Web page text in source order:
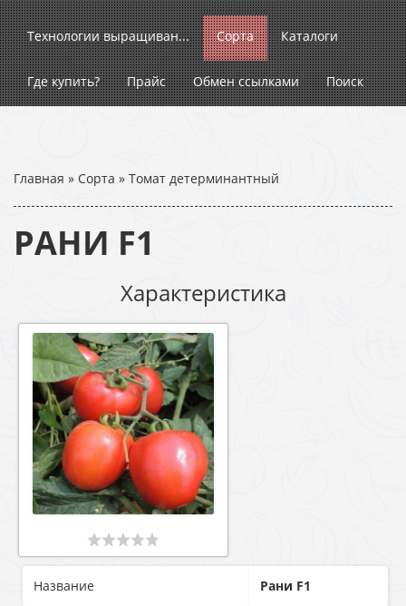
Технологии выращиван... Сорта Каталоги
Где купить? Прайс Обмен ссылками Поиск
Главная » Сорта » Томат детерминантный
РАНИ F1
Характеристика
Название Рани F1